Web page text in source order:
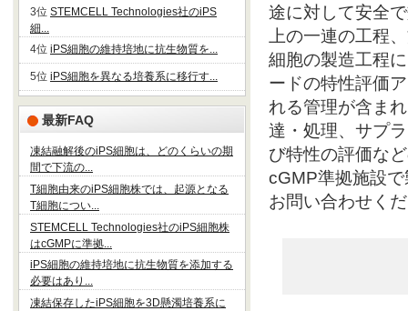
3位 STEMCELL Technologies社のiPS
細...
4位 iPS細胞の維持培地に抗生物質を...
5位 iPS細胞を異なる培養系に移行す...
最新FAQ
凍結融解後のiPS細胞は、どのくらいの期
間で下流の...
T細胞由来のiPS細胞株では、起源となる
T細胞につい...
STEMCELL Technologies社のiPS細胞株
はcGMPに準拠...
iPS細胞の維持培地に抗生物質を添加する
必要はあり...
凍結保存したiPS細胞を3D懸濁培養系に
途に対して安全
上の一連の工程
細胞の製造工程
ードの特性評価
れる管理が含ま
達・処理、サプ
び特性の評価な
cGMP準拠施設
お問い合わせく